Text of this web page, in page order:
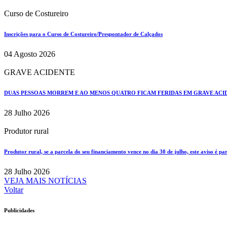
Curso de Costureiro
Inscrições para o Curso de Costureiro/Prespontador de Calçados
04 Agosto 2026
GRAVE ACIDENTE
DUAS PESSOAS MORREM E AO MENOS QUATRO FICAM FERIDAS EM GRAVE
28 Julho 2026
Produtor rural
Produtor rural, se a parcela do seu financiamento vence no dia 30 de julho, este aviso é
28 Julho 2026
VEJA MAIS NOTÍCIAS
Voltar
Publicidades